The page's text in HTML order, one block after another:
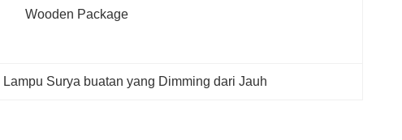
Wooden Package
Lampu Surya buatan yang Dimming dari Jauh